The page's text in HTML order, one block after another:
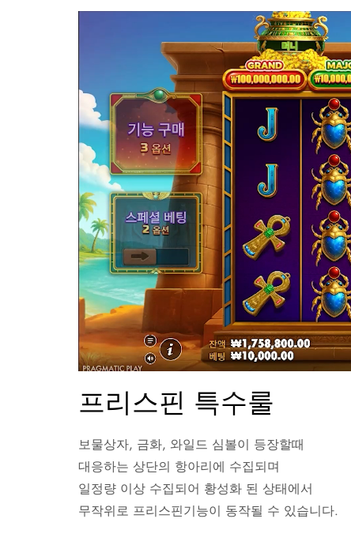
프리스핀 특수룰
보물상자, 금화, 와일드 심볼이 등장할때
대응하는 상단의 항아리에 수집되며
일정량 이상 수집되어 황성화 된 상태에서
무작위로 프리스핀기능이 동작될 수 있습니다.